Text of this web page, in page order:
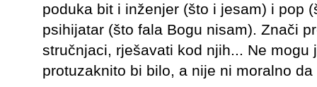
poduka bit i inženjer (što i jesam) i pop
psihijatar (što fala Bogu nisam). Znači
stručnjaci, rješavati kod njih... Ne mogu
protuzaknito bi bilo, a nije ni moralno